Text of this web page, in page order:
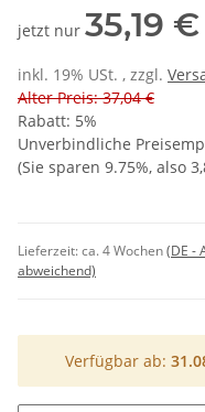
jetzt nur 35,19 €
inkl. 19% USt. , zzgl.
Alter Preis: 37,04 €
Rabatt: 5%
Unverbindliche
(Sie sparen 9.75%, also
Lieferzeit:ca. 4 Wochen(DE -
abweichend)
Verfügbar ab: